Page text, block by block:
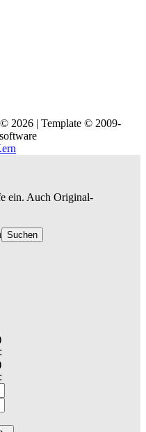
2026 | Template © 2009-
ein. Auch Original-
Suchen